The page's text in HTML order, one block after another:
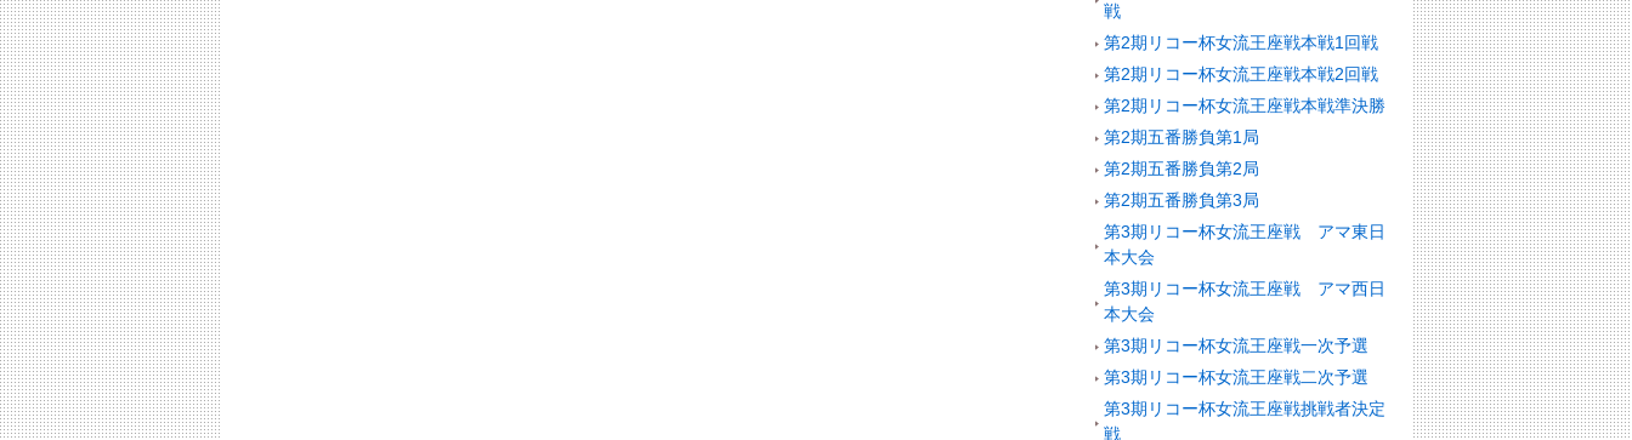
戦
第2期リコー杯女流王座戦本戦1回戦
第2期リコー杯女流王座戦本戦2回戦
第2期リコー杯女流王座戦本戦準決勝
第2期五番勝負第1局
第2期五番勝負第2局
第2期五番勝負第3局
第3期リコー杯女流王座戦 アマ東日
本大会
第3期リコー杯女流王座戦 アマ西日
本大会
第3期リコー杯女流王座戦一次予選
第3期リコー杯女流王座戦二次予選
第3期リコー杯女流王座戦挑戦者決定
戦